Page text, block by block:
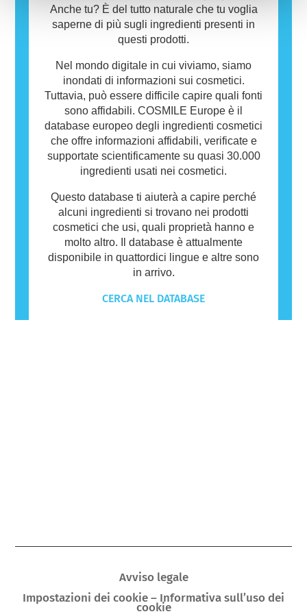
Anche tu? È del tutto naturale che tu voglia
saperne di più sugli ingredienti presenti in
questi prodotti.
Nel mondo digitale in cui viviamo, siamo
inondati di informazioni sui cosmetici.
Tuttavia, può essere difficile capire quali fonti
sono affidabili. COSMILE Europe è il
database europeo degli ingredienti cosmetici
che offre informazioni affidabili, verificate e
supportate scientificamente su quasi 30.000
ingredienti usati nei cosmetici.
Questo database ti aiuterà a capire perché
alcuni ingredienti si trovano nei prodotti
cosmetici che usi, quali proprietà hanno e
molto altro. Il database è attualmente
disponibile in quattordici lingue e altre sono
in arrivo.
CERCA NEL DATABASE
Avviso legale
Impostazioni dei cookie – Informativa sull’uso dei
cookie